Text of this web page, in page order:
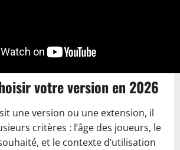
votre version en 2026
une version ou une extension, il
critères : l’âge des joueurs, le
et le contexte d’utilisation